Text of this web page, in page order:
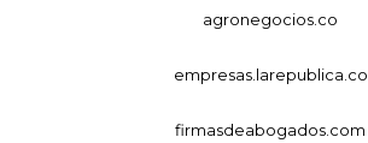
agronegocios.co
empresas.larepublica.co
firmasdeabogados.com